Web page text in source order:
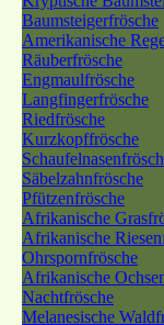
Baumsteigerfrösche
Amerikanische
Räuberfrösche
Engmaulfrösche
Langfingerfrösche
Riedfrösche
Kurzkopffrösche
Säbelzahnfrösche
Pfützenfrösche
Afrikanische
Afrikanische
Ohrspornfrösche
Afrikanische
Nachtfrösche
Melanesische